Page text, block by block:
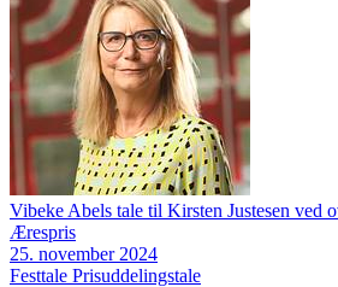
Vibeke Abels tale til Kirsten Justesen ved
Ærespris
25. november 2024
Festtale Prisuddelingstale